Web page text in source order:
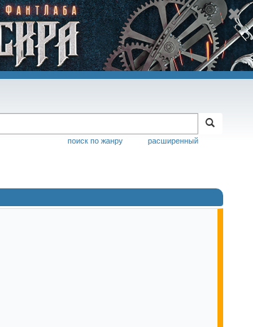
расширенный
поиск по жанру